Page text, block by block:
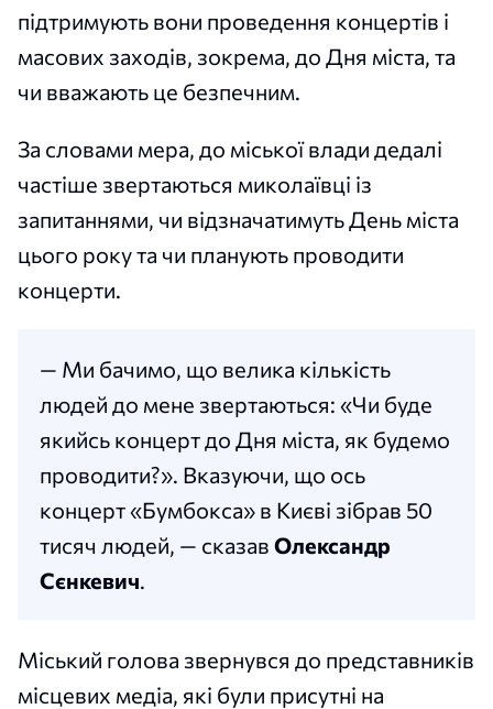
підтримують вони проведення концертів і
масових заходів, зокрема, до Дня міста, та
чи вважають це безпечним.
За словами мера, до міської влади дедалі
частіше звертаються миколаївці із
запитаннями, чи відзначатимуть День міста
цього року та чи планують проводити
концерти.
— Ми бачимо, що велика кількість
людей до мене звертаються: «Чи буде
якийсь концерт до Дня міста, як будемо
проводити?». Вказуючи, що ось
концерт «Бумбокса» в Києві зібрав 50
тисяч людей, — сказав Олександр
Сєнкевич.
Міський голова звернувся до представників
місцевих медіа, які були присутні на